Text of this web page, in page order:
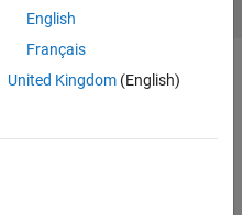
English
Français
United Kingdom(English)